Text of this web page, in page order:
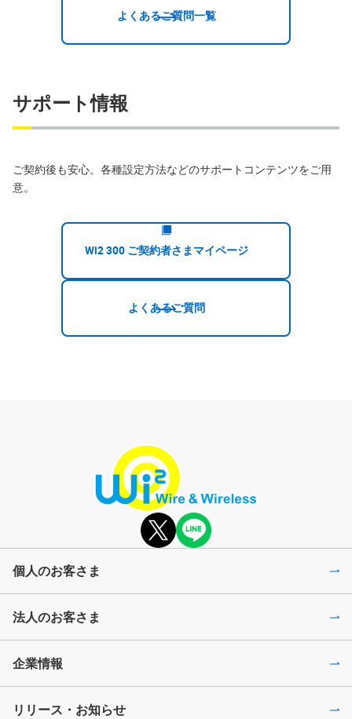
よくあるご質問一覧
サポート情報
ご契約後も安心。各種設定方法などのサポートコンテンツをご用
意。
Wi2 300 ご契約者さまマイページ
よくあるご質問
個人のお客さま
法人のお客さま
企業情報
リリース・お知らせ